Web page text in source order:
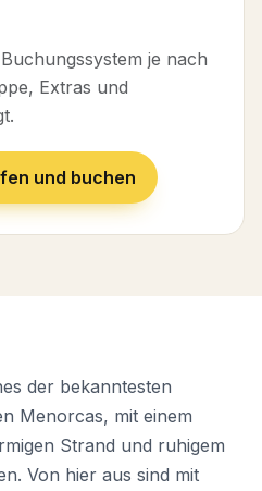
je nach
Extras und
und buchen
der bekanntesten
Menorcas, mit einem
Strand und ruhigem
Von hier aus sind mit